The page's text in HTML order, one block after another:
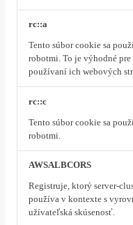
rc::a
Tento súbor cookie sa
robotmi. To je výhodné
používaní ich webových
rc::c
Tento súbor cookie sa
robotmi.
AWSALBCORS
Registruje, ktorý server-
používa v kontexte s
užívateľská skúsenosť.